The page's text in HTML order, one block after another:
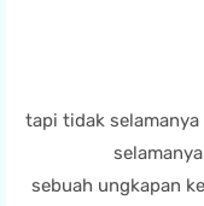
tapi tidak
sebuah ungkapan